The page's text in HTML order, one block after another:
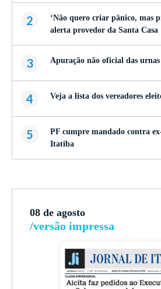
2
‘Não quero criar pânico, mas
alerta provedor da Santa Casa
3 Apuração não oficial das
4 Veja a lista dos vereadores
5
PF cumpre mandado contra
Itatiba
08 de agosto
/versão impressa